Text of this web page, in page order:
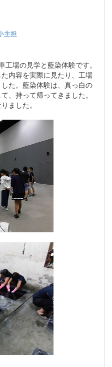
主担
場の見学と藍染体験です。
内容を実際に見たり、工場
た。藍染体験は、真っ白の
、持って帰ってきました。
ました。